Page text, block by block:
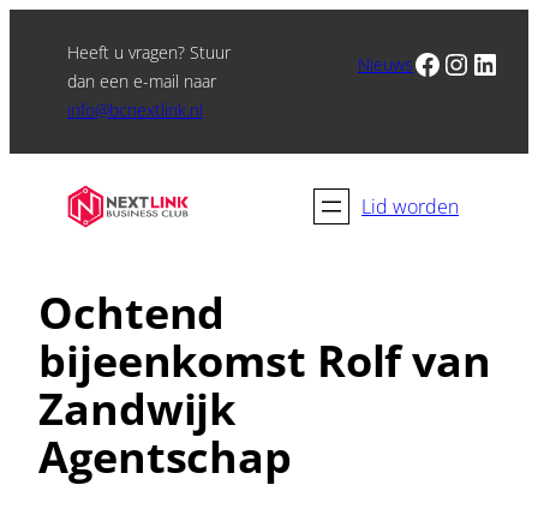
Heeft u vragen? Stuur
dan een e-mail naar
info@bcnextlink.nl
NieuwsFacebook Instagram LinkedIn
Lid worden
Ochtend
bijeenkomst Rolf van
Zandwijk
Agentschap